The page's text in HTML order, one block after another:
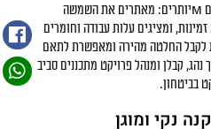
שיחת בירור ממוקדת חוסכת סיבובים мיותרים: מאתרים את השמשה
ומציגים עלות עבודה וחומרים
לקבל החלטה מהירה ומאפשרת לתאם
קבלן ומנהל פרויקט מתכננים סביב
בביטחון.
נקי ומוגן